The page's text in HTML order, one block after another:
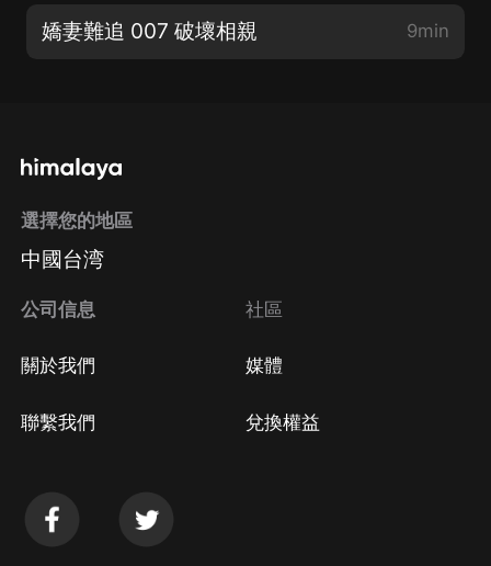
嬌妻難追 007 破壞相親 9min
選擇您的地區
中國台湾
公司信息
關於我們
聯繫我們
社區
媒體
兌換權益